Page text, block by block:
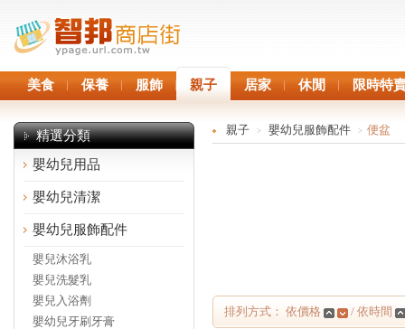
美食 保養 服飾 親子 居家 休閒 限時特
精選分類
嬰幼兒用品
嬰幼兒清潔
嬰幼兒服飾配件
嬰兒沐浴乳
嬰兒洗髮乳
嬰兒入浴劑
嬰幼兒牙刷牙膏
親子 > 嬰幼兒服飾配件 > 便盆
排列方式： 依價格 / 依時間